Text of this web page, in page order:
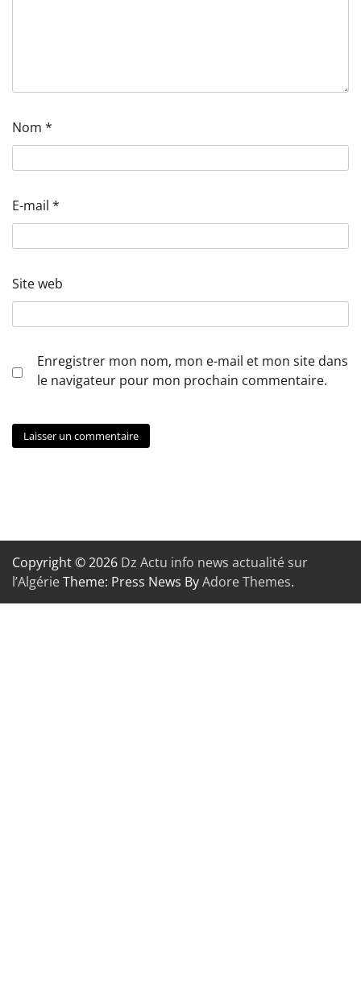
Nom *
E-mail *
Site web
Enregistrer mon nom, mon e-mail et mon site dans
le navigateur pour mon prochain commentaire.
Copyright © 2026 Dz Actu info news actualité sur
l’AlgérieTheme: Press News ByAdore Themes.